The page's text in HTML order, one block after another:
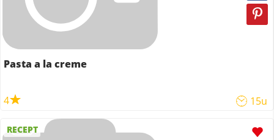
Pasta a la creme
4 15u
RECEPT